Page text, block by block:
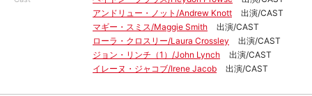
アンドリュー・ノット/Andrew Knott
出演/CAST
マギー・スミス/Maggie Smith
出演/CAST
ローラ・クロスリー/Laura Crossley
出演/CAST
ジョン・リンチ（1）/John Lynch
出演/CAST
イレーヌ・ジャコブ/Irene Jacob
出演/CAST